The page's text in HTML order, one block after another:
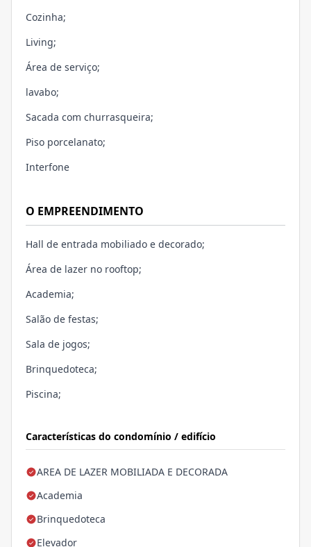
Características do condomínio / edifício
AREA DE LAZER MOBILIADA E DECORADA
Academia
Brinquedoteca
Elevador
Cozinha;
Living;
Área de serviço;
lavabo;
Sacada com churrasqueira;
Piso porcelanato;
Interfone
O EMPREENDIMENTO
Hall de entrada mobiliado e decorado;
Área de lazer no rooftop;
Academia;
Salão de festas;
Sala de jogos;
Brinquedoteca;
Piscina;